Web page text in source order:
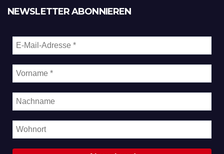
NEWSLETTER ABONNIEREN